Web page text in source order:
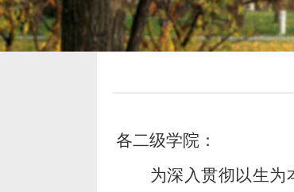
各二级学院：
为深入贯彻以生为